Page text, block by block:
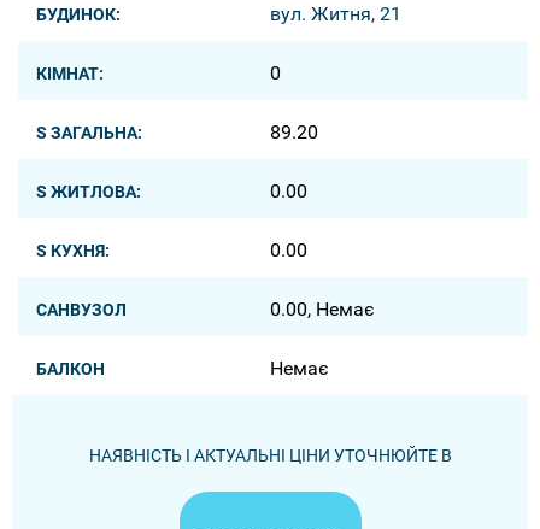
БУДИНОК: вул. Житня, 21
КІМНАТ: 0
S ЗАГАЛЬНА: 89.20
S ЖИТЛОВА: 0.00
S КУХНЯ: 0.00
САНВУЗОЛ 0.00, Немає
БАЛКОН Немає
НАЯВНІСТЬ І АКТУАЛЬНІ ЦІНИ УТОЧНЮЙТЕ В